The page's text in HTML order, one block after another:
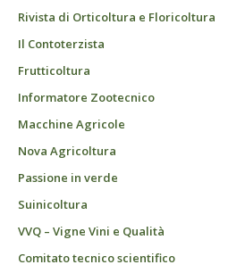
Rivista di Orticoltura e Floricoltura
Il Contoterzista
Frutticoltura
Informatore Zootecnico
Macchine Agricole
Nova Agricoltura
Passione in verde
Suinicoltura
VVQ – Vigne Vini e Qualità
Comitato tecnico scientifico